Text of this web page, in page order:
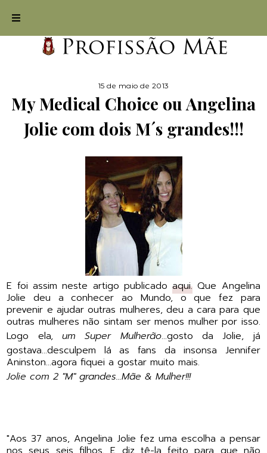
15 de maio de 2013
My Medical Choice ou Angelina
Jolie com dois M´s grandes!!!
E foi assim neste artigo publicadoaqui. Que Angelina
Jolie deu a conhecer ao Mundo, o que fez para
prevenir e ajudar outras mulheres, deu a cara para que
outras mulheres não sintam ser menos mulher por isso.
Logo ela, um Super Mulherão...gosto da Jolie, já
gostava...desculpem lá as fans da insonsa Jennifer
Aninston...agora fiquei a gostar muito mais.
Jolie com 2 "M" grandes...Mãe & Mulher!!!
"Aos 37 anos, Angelina Jolie fez uma escolha a pensar